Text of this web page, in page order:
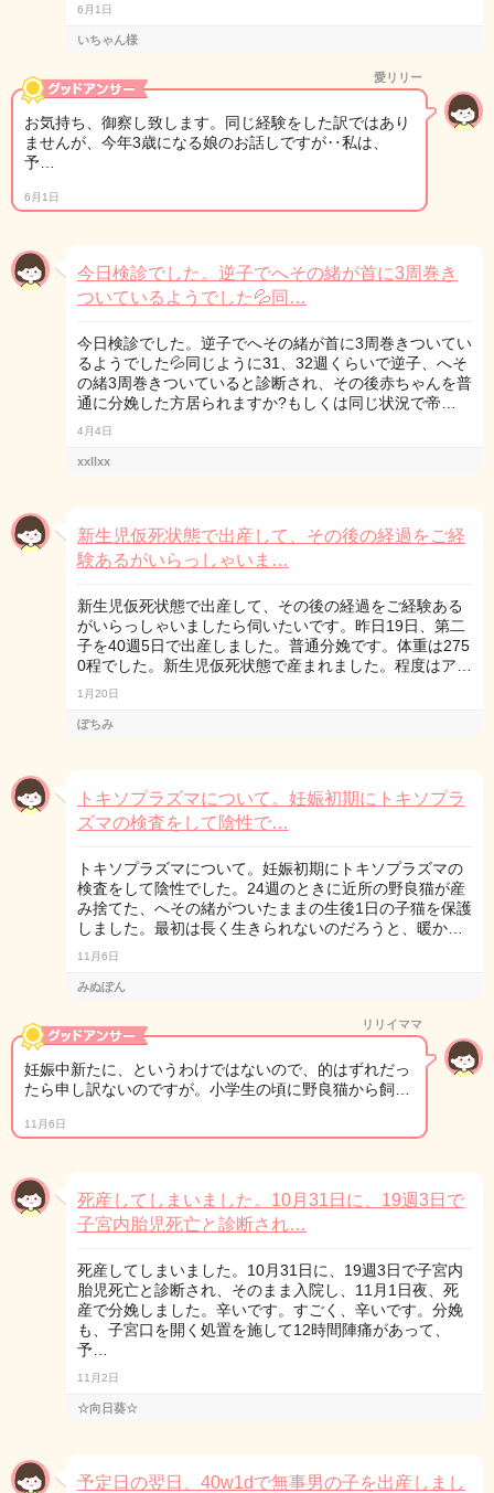
6月1日
いちゃん様
愛リリー
お気持ち、御察し致します。同じ経験をした訳ではあり
ませんが、今年3歳になる娘のお話しですが‥私は、
予…
6月1日
今日検診でした。逆子でへその緒が首に3周巻き
ついているようでした💦同…
今日検診でした。逆子でへその緒が首に3周巻きついてい
るようでした💦同じように31、32週くらいで逆子、へそ
の緒3周巻きついていると診断され、その後赤ちゃんを普
通に分娩した方居られますか?もしくは同じ状況で帝…
4月4日
xxllxx
新生児仮死状態で出産して、その後の経過をご経
験あるがいらっしゃいま…
新生児仮死状態で出産して、その後の経過をご経験ある
がいらっしゃいましたら伺いたいです。昨日19日、第二
子を40週5日で出産しました。普通分娩です。体重は275
0程でした。新生児仮死状態で産まれました。程度はア…
1月20日
ぽちみ
トキソプラズマについて。妊娠初期にトキソプラ
ズマの検査をして陰性で…
トキソプラズマについて。妊娠初期にトキソプラズマの
検査をして陰性でした。24週のときに近所の野良猫が産
み捨てた、へその緒がついたままの生後1日の子猫を保護
しました。最初は長く生きられないのだろうと、暖か…
11月6日
みぬぽん
リリイママ
妊娠中新たに、というわけではないので、的はずれだっ
たら申し訳ないのですが。小学生の頃に野良猫から飼…
11月6日
死産してしまいました。10月31日に、19週3日で
子宮内胎児死亡と診断され…
死産してしまいました。10月31日に、19週3日で子宮内
胎児死亡と診断され、そのまま入院し、11月1日夜、死
産で分娩しました。辛いです。すごく、辛いです。分娩
も、子宮口を開く処置を施して12時間陣痛があって、
予…
11月2日
☆向日葵☆
予定日の翌日、40w1dで無事男の子を出産しまし